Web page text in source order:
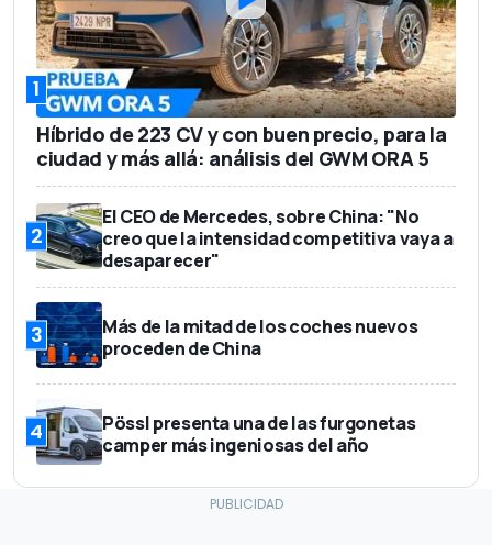
1
Híbrido de 223 CV y con buen precio, para la
ciudad y más allá: análisis del GWM ORA 5
2
El CEO de Mercedes, sobre China: "No
creo que la intensidad competitiva vaya a
desaparecer"
3
Más de la mitad de los coches nuevos
proceden de China
4
Pössl presenta una de las furgonetas
camper más ingeniosas del año